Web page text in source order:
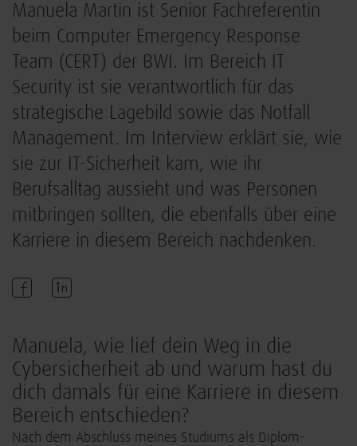
Manuela Martin ist Senior Fachreferentin
beim Computer Emergency Response
Team (CERT) der BWI. Im Bereich IT
Security ist sie verantwortlich für das
strategische Lagebild sowie das Notfall
Management. Im Interview erklärt sie, wie
sie zur IT-Sicherheit kam, wie ihr
Berufsalltag aussieht und was Personen
mitbringen sollten, die ebenfalls über eine
Karriere in diesem Bereich nachdenken.
Manuela, wie lief dein Weg in die
Cybersicherheit ab und warum hast du
dich damals für eine Karriere in diesem
Bereich entschieden?
Nach dem Abschluss meines Studiums als Diplom-